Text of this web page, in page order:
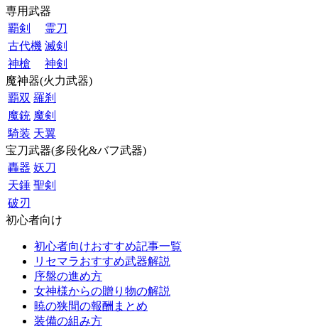
専用武器
覇剣
霊刀
古代機 滅剣
神槍
神剣
魔神器(火力武器)
覇双 羅刹
魔銃 魔剣
騎装 天翼
宝刀武器(多段化&バフ武器)
轟器 妖刀
天錘 聖剣
破刃
初心者向け
初心者向けおすすめ記事一覧
リセマラおすすめ武器解説
序盤の進め方
女神様からの贈り物の解説
暁の狭間の報酬まとめ
装備の組み方